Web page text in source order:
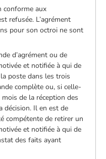
conforme aux
refusée. L’agrément
pour son octroi ne sont
d’agrément ou de
et notifiée à qui de
poste dans les trois
complète ou, si celle-
de la réception des
décision. Il en est de
compétente de retirer un
et notifiée à qui de
des faits ayant